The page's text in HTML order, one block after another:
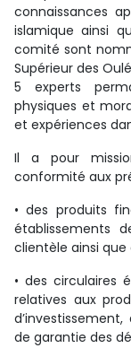
connaissances
islamique ainsi
comité sont
Supérieur des
5 experts
physiques et
et expériences
Il a pour
conformité aux
• des produits
établissements
clientèle ainsi
• des circulaires
relatives aux
de garantie des